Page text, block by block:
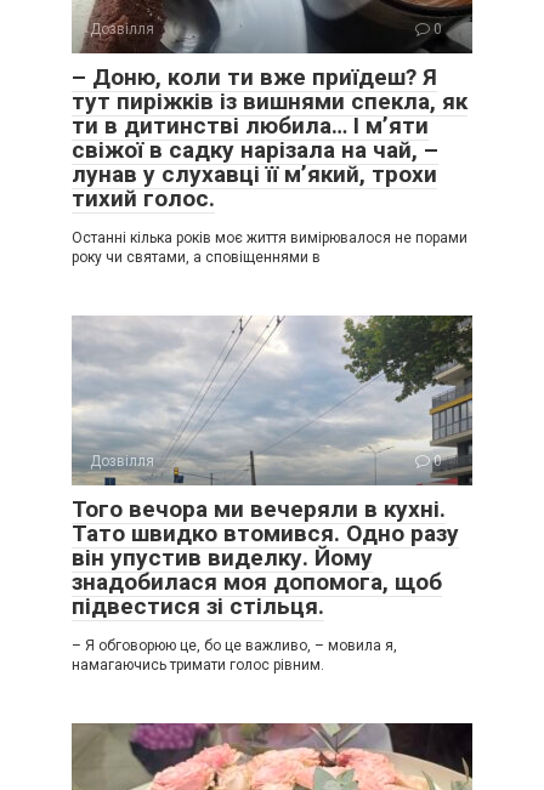
Дозвілля 0
– Доню, коли ти вже приїдеш? Я
тут пиріжків із вишнями спекла, як
ти в дитинстві любила… І м’яти
свіжої в садку нарізала на чай, –
лунав у слухавці її м’який, трохи
тихий голос.
Останні кілька років моє життя вимірювалося не порами
року чи святами, а сповіщеннями в
Дозвілля 0
Того вечора ми вечеряли в кухні.
Тато швидко втомився. Одно разу
він упустив виделку. Йому
знадобилася моя допомога, щоб
підвестися зі стільця.
– Я обговорюю це, бо це важливо, – мовила я,
намагаючись тримати голос рівним.